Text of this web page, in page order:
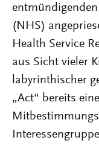
(NHS)
Health Service
aus Sicht vieler
labyrinthischer
„Act“ bereits